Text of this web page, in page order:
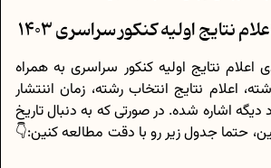
نتایج اولیه کنکور سراسری 1403
اعلام نتایج اولیه کنکور سراسری به همراه
اعلام نتایج انتخاب رشته، زمان اننتشار
دیگه اشاره شده. در صورتی که به دنبال تاریخ
حتما جدول زیر رو با دقت مطالعه کنین:👇